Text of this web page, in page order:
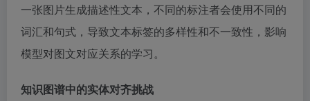
一张图片生成描述性文本，不同的标注者会使用不同的
词汇和句式，导致文本标签的多样性和不一致性，影响
模型对图文对应关系的学习。
知识图谱中的实体对齐挑战